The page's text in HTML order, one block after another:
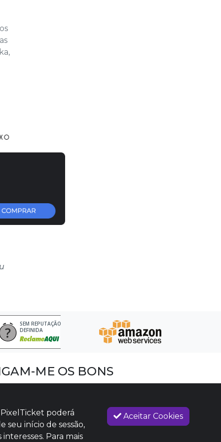
SEM REPUTAÇÃO
DEFINIDA
ME OS BONS
poderá
seu início de sessão,
Para mais
Aceitar Cookies